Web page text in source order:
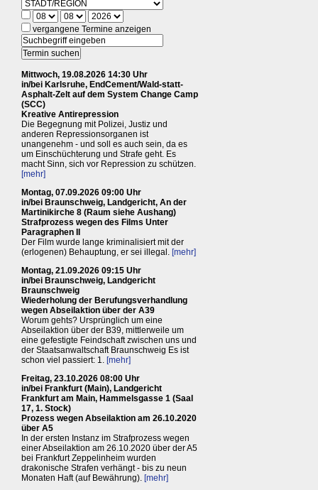
vergangene Termine anzeigen
Mittwoch, 19.08.2026 14:30 Uhr
in/bei Karlsruhe, EndCement/Wald-statt-
Asphalt-Zelt auf dem System Change Camp
(SCC)
Kreative Antirepression
Die Begegnung mit Polizei, Justiz und
anderen Repressionsorganen ist
unangenehm - und soll es auch sein, da es
um Einschüchterung und Strafe geht. Es
macht Sinn, sich vor Repression zu schützen.
[mehr]
Montag, 07.09.2026 09:00 Uhr
in/bei Braunschweig, Landgericht, An der
Martinikirche 8 (Raum siehe Aushang)
Strafprozess wegen des Films Unter
Paragraphen II
Der Film wurde lange kriminalisiert mit der
(erlogenen) Behauptung, er sei illegal. [mehr]
Montag, 21.09.2026 09:15 Uhr
in/bei Braunschweig, Landgericht
Braunschweig
Wiederholung der Berufungsverhandlung
wegen Abseilaktion über der A39
Worum gehts? Ursprünglich um eine
Abseilaktion über der B39, mittlerweile um
eine gefestigte Feindschaft zwischen uns und
der Staatsanwaltschaft Braunschweig Es ist
schon viel passiert: 1. [mehr]
Freitag, 23.10.2026 08:00 Uhr
in/bei Frankfurt (Main), Landgericht
Frankfurt am Main, Hammelsgasse 1 (Saal
17, 1. Stock)
Prozess wegen Abseilaktion am 26.10.2020
über A5
In der ersten Instanz im Strafprozess wegen
einer Abseilaktion am 26.10.2020 über der A5
bei Frankfurt Zeppelinheim wurden
drakonische Strafen verhängt - bis zu neun
Monaten Haft (auf Bewährung). [mehr]